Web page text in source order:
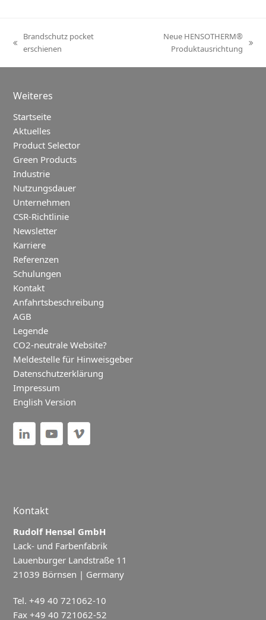
vorheriger
Brandschutz pocket
erschienen
Neue HENSOTHERM®
Produktausrichtung
Weiteres
Startseite
Aktuelles
Product Selector
Green Products
Industrie
Nutzungsdauer
Unternehmen
CSR-Richtlinie
Newsletter
Karriere
Referenzen
Schulungen
Kontakt
Anfahrtsbeschreibung
AGB
Legende
CO2-neutrale Website?
Meldestelle für Hinweisgeber
Datenschutzerklärung
Impressum
English Version
Kontakt
Rudolf Hensel GmbH
Lack- und Farbenfabrik
Lauenburger Landstraße 11
21039 Börnsen | Germany
Tel. +49 40 721062-10
Fax +49 40 721062-52